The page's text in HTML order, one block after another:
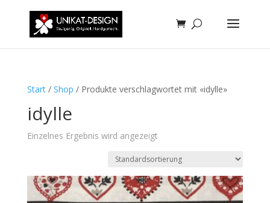
Start/ Shop / Produkte verschlagwortet mit «idylle»
idylle
Einzelnes Ergebnis wird angezeigt